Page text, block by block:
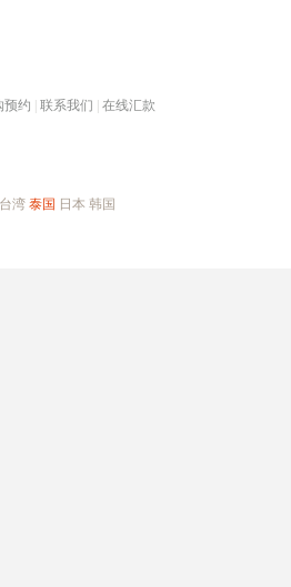
预约 联系我们 在线汇款
台湾 泰国 日本 韩国